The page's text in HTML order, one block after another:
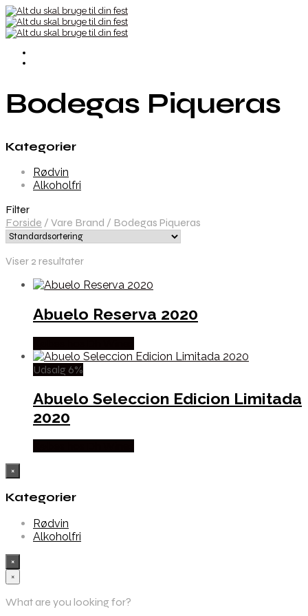
Bodegas Piqueras
Kategorier
Rødvin
Alkoholfri
Filter
Forside / Vare Brand / Bodegas Piqueras
Viser 2 resultater
Abuelo Reserva 2020
Udsalg 6%
Abuelo Seleccion Edicion Limitada
2020
×
Kategorier
Rødvin
Alkoholfri
×
×
What are you looking for?